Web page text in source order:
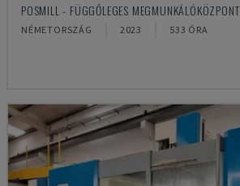
POSMILL - FÜGGŐLEGES MEGMUNKÁLÓKÖZPONT
NÉMETORSZÁG 2023 533 ÓRA